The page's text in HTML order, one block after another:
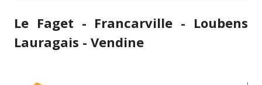
Le Faget - Francarville - Loubens
Lauragais - Vendine